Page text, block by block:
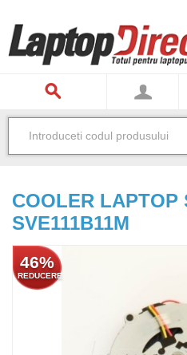
COOLER LAPTOP
SVE111B11M
46%
REDUCERE